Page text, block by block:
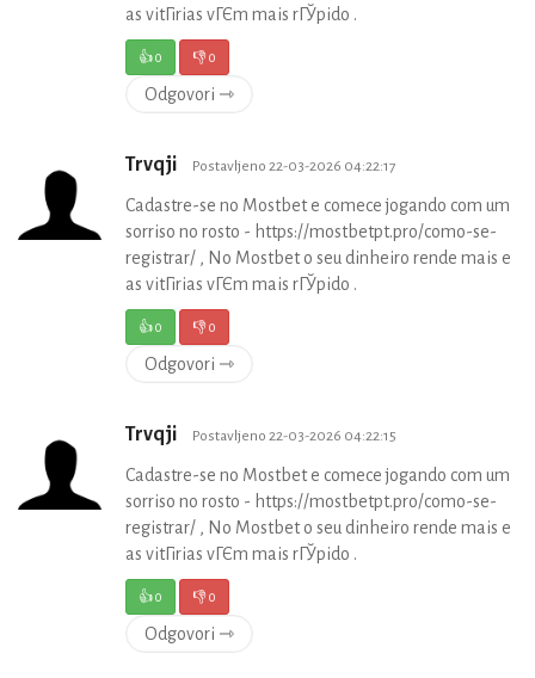
as vitГіrias vГЄm mais rГЎpido .
👍0 👎0
Odgovori ⇾
Trvqji Postavljeno 22-03-2026 04:22:17
Cadastre-se no Mostbet e comece jogando com um
sorriso no rosto - https://mostbetpt.pro/como-se-
registrar/ , No Mostbet o seu dinheiro rende mais e
as vitГіrias vГЄm mais rГЎpido .
👍0 👎0
Odgovori ⇾
Trvqji Postavljeno 22-03-2026 04:22:15
Cadastre-se no Mostbet e comece jogando com um
sorriso no rosto - https://mostbetpt.pro/como-se-
registrar/ , No Mostbet o seu dinheiro rende mais e
as vitГіrias vГЄm mais rГЎpido .
👍0 👎0
Odgovori ⇾